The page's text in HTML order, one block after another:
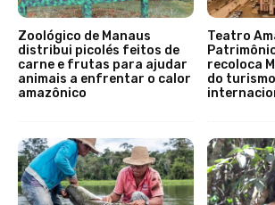
Zoológico de Manaus
distribui picolés feitos de
carne e frutas para ajudar
animais a enfrentar o calor
amazônico
Teatro
recoloca
do